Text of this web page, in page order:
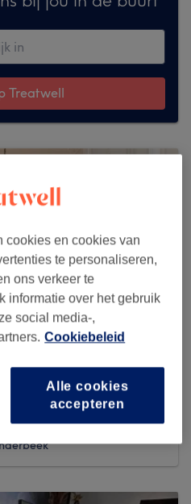
Treatwell
cookies en cookies van
te personaliseren,
ons verkeer te
informatie over het gebruik
social media-,
Cookiebeleid
Alle cookies
accepteren